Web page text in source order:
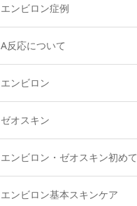
エンビロン症例
A反応について
エンビロン
ゼオスキン
エンビロン・ゼオスキン初めて
エンビロン基本スキンケア